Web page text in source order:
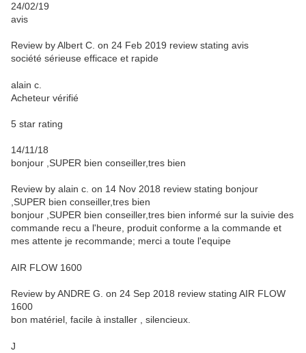
24/02/19
avis
Review by Albert C. on 24 Feb 2019 review stating avis
société sérieuse efficace et rapide
alain c.
Acheteur vérifié
5 star rating
14/11/18
bonjour ,SUPER bien conseiller,tres bien
Review by alain c. on 14 Nov 2018 review stating bonjour
,SUPER bien conseiller,tres bien
bonjour ,SUPER bien conseiller,tres bien informé sur la suivie des
commande recu a l'heure, produit conforme a la commande et
mes attente je recommande; merci a toute l'equipe
AIR FLOW 1600
Review by ANDRE G. on 24 Sep 2018 review stating AIR FLOW
1600
bon matériel, facile à installer , silencieux.
J